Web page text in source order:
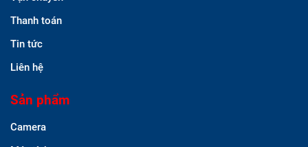
Thanh toán
Tin tức
Liên hệ
Sản phẩm
Camera